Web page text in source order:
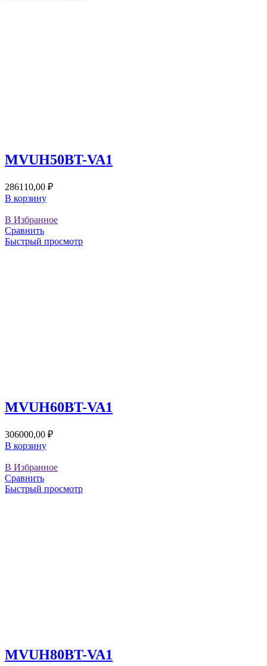
MVUH50BT-VA1
286110,00 ₽
В корзину
В Избранное
Сравнить
Быстрый просмотр
MVUH60BT-VA1
306000,00 ₽
В корзину
В Избранное
Сравнить
Быстрый просмотр
MVUH80BT-VA1